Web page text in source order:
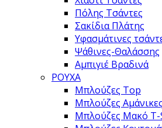
Πόλης Τσάντες
Σακίδια Πλάτης
Υφασμάτινες
Ψάθινες-Θαλάσσης
Αμπιγιέ Βραδινά
ΡΟΥΧΑ
Μπλούζες Top
Μπλούζες Αμάνικες
Μπλούζες Μακό T-